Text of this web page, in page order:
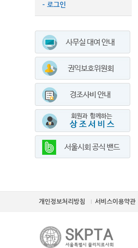
- 로그인
개인정보처리방침 서비스이용약관